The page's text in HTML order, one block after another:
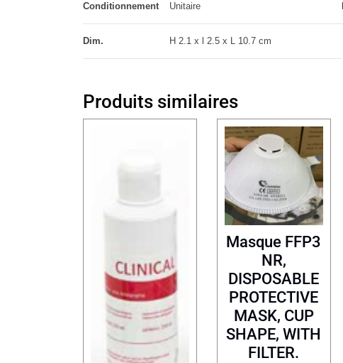
Conditionnement Unitaire
Dim. H 2.1 x l 2.5 x L 10.7 cm
Produits similaires
Masque FFP3
NR,
DISPOSABLE
PROTECTIVE
MASK, CUP
SHAPE, WITH
FILTER.